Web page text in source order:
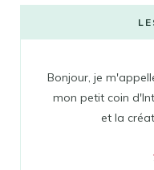
Bonjour, je
mon petit coin
et la